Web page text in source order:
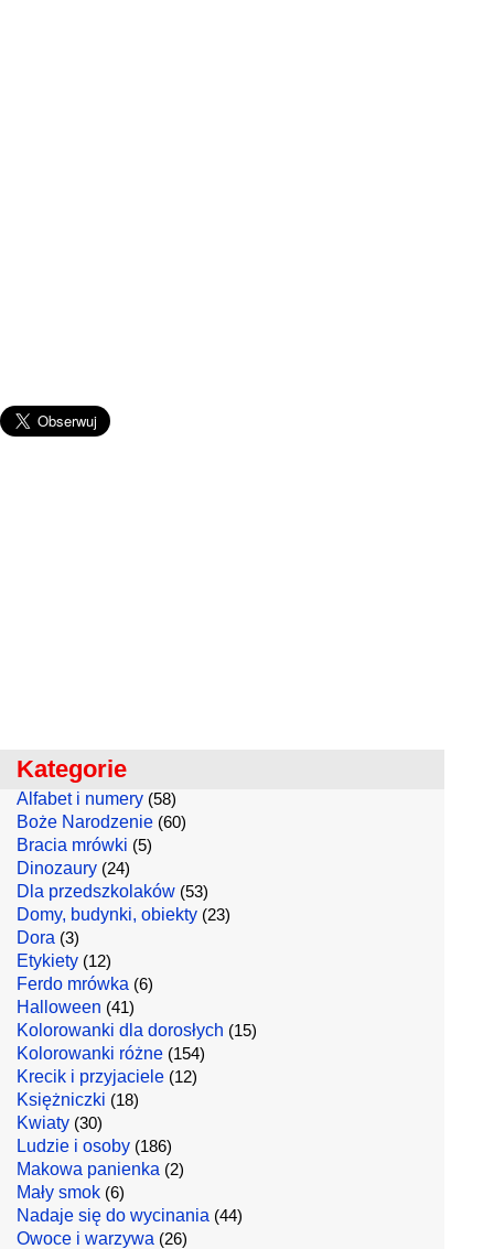
Kategorie
Alfabet i numery (58)
Boże Narodzenie (60)
Bracia mrówki (5)
Dinozaury (24)
Dla przedszkolaków (53)
Domy, budynki, obiekty (23)
Dora (3)
Etykiety (12)
Ferdo mrówka (6)
Halloween (41)
Kolorowanki dla dorosłych (15)
Kolorowanki różne (154)
Krecik i przyjaciele (12)
Księżniczki (18)
Kwiaty (30)
Ludzie i osoby (186)
Makowa panienka (2)
Mały smok (6)
Nadaje się do wycinania (44)
Owoce i warzywa (26)